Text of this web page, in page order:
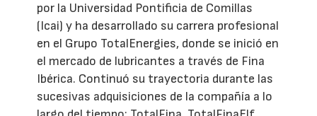
por la Universidad Pontificia de Comillas
(Icai) y ha desarrollado su carrera profesional
en el Grupo TotalEnergies, donde se inició en
el mercado de lubricantes a través de Fina
Ibérica. Continuó su trayectoria durante las
sucesivas adquisiciones de la compañía a lo